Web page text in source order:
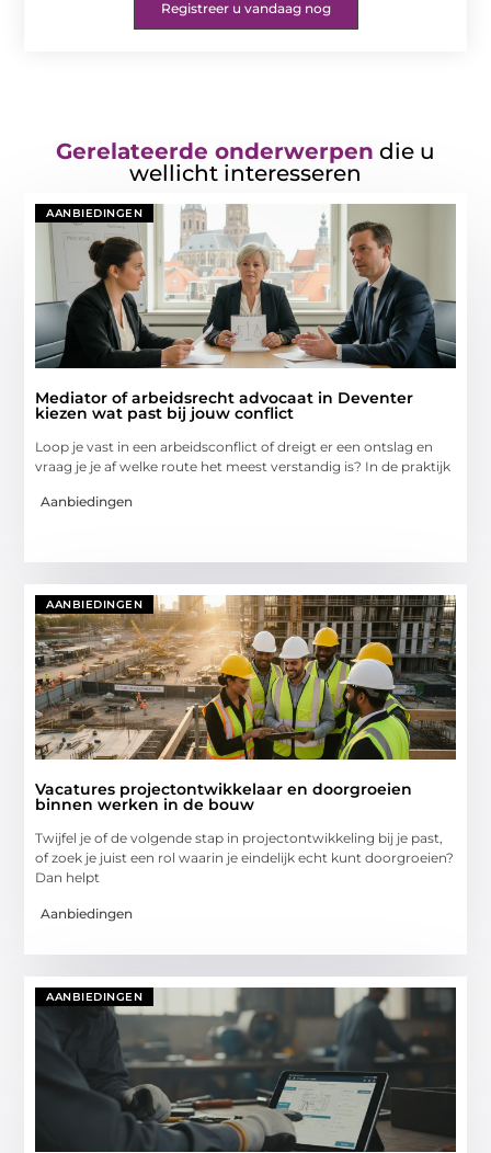
Registreer u vandaag nog
Gerelateerde onderwerpen die u
wellicht interesseren
AANBIEDINGEN
Mediator of arbeidsrecht advocaat in Deventer
kiezen wat past bij jouw conflict
Loop je vast in een arbeidsconflict of dreigt er een ontslag en
vraag je je af welke route het meest verstandig is? In de praktijk
Aanbiedingen
AANBIEDINGEN
Vacatures projectontwikkelaar en doorgroeien
binnen werken in de bouw
Twijfel je of de volgende stap in projectontwikkeling bij je past,
of zoek je juist een rol waarin je eindelijk echt kunt doorgroeien?
Dan helpt
Aanbiedingen
AANBIEDINGEN